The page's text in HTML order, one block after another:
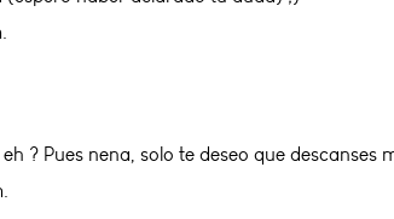
? Pues nena, solo te deseo que descanses